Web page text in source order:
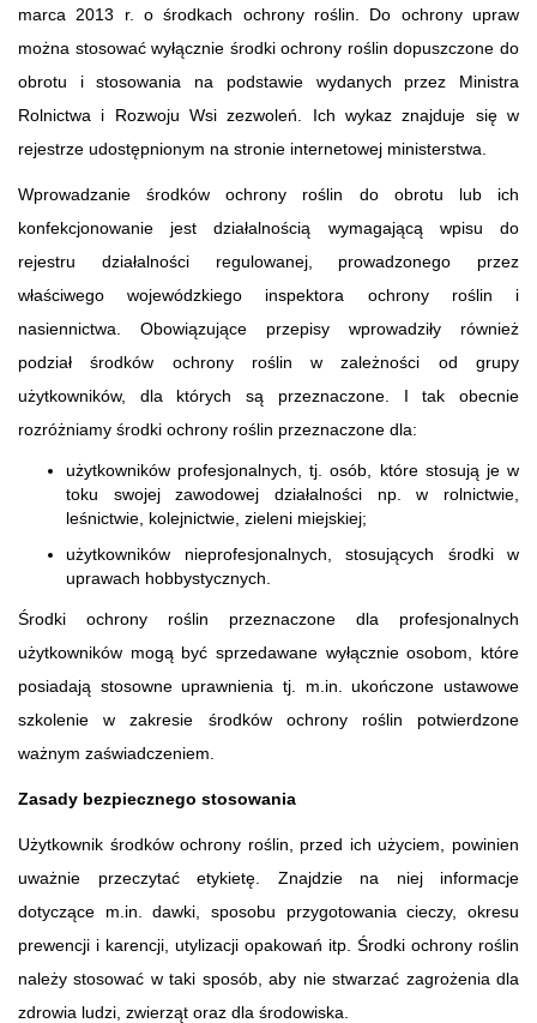
marca 2013 r. o środkach ochrony roślin. Do ochrony upraw
można stosować wyłącznie środki ochrony roślin dopuszczone do
obrotu i stosowania na podstawie wydanych przez Ministra
Rolnictwa i Rozwoju Wsi zezwoleń. Ich wykaz znajduje się w
rejestrze udostępnionym na stronie internetowej ministerstwa.
Wprowadzanie środków ochrony roślin do obrotu lub ich
konfekcjonowanie jest działalnością wymagającą wpisu do
rejestru działalności regulowanej, prowadzonego przez
właściwego wojewódzkiego inspektora ochrony roślin i
nasiennictwa. Obowiązujące przepisy wprowadziły również
podział środków ochrony roślin w zależności od grupy
użytkowników, dla których są przeznaczone. I tak obecnie
rozróżniamy środki ochrony roślin przeznaczone dla:
użytkowników profesjonalnych, tj. osób, które stosują je w
toku swojej zawodowej działalności np. w rolnictwie,
leśnictwie, kolejnictwie, zieleni miejskiej;
użytkowników nieprofesjonalnych, stosujących środki w
uprawach hobbystycznych.
Środki ochrony roślin przeznaczone dla profesjonalnych
użytkowników mogą być sprzedawane wyłącznie osobom, które
posiadają stosowne uprawnienia tj. m.in. ukończone ustawowe
szkolenie w zakresie środków ochrony roślin potwierdzone
ważnym zaświadczeniem.
Zasady bezpiecznego stosowania
Użytkownik środków ochrony roślin, przed ich użyciem, powinien
uważnie przeczytać etykietę. Znajdzie na niej informacje
dotyczące m.in. dawki, sposobu przygotowania cieczy, okresu
prewencji i karencji, utylizacji opakowań itp. Środki ochrony roślin
należy stosować w taki sposób, aby nie stwarzać zagrożenia dla
zdrowia ludzi, zwierząt oraz dla środowiska.